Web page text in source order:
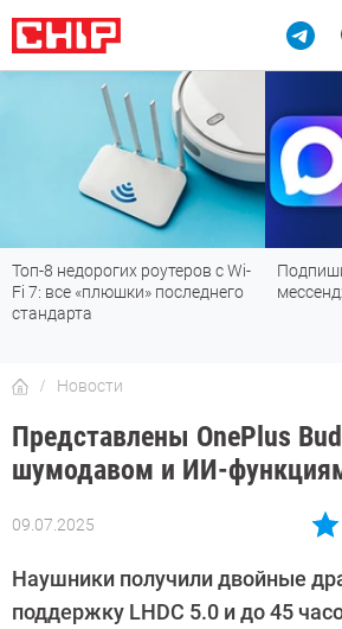
Топ-8 недорогих роутеров с Wi-
Fi 7: все «плюшки» последнего
стандарта
Новости
Представлены OnePlus
шумодавом и ИИ-
09.07.2025
Автор:
Довлатова
Наушники получили двойные
поддержку LHDC 5.0 и до 45